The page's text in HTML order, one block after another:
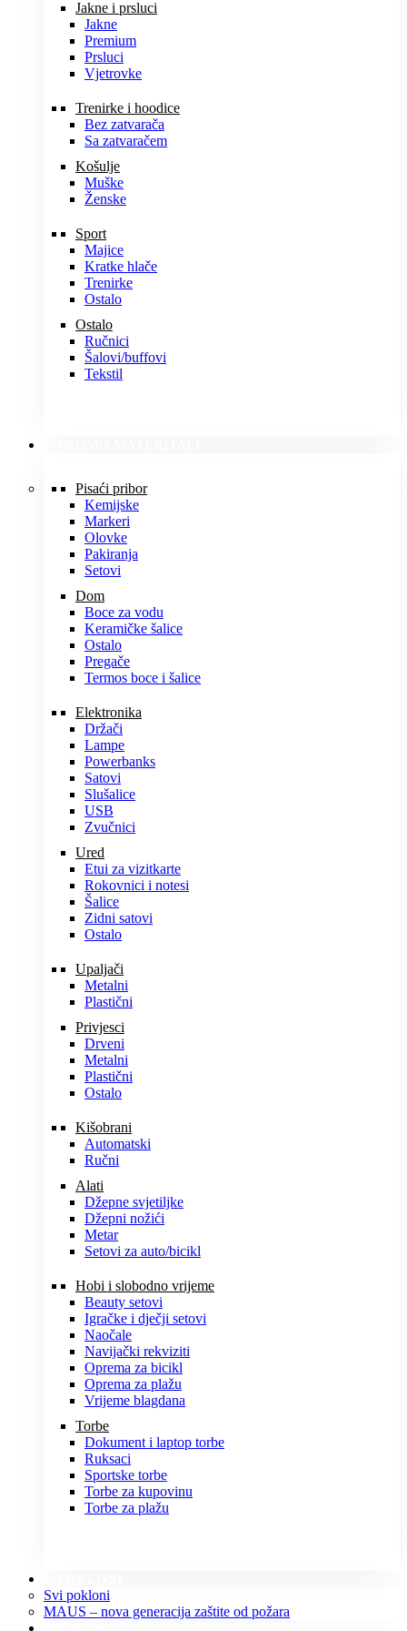
Jakne i prsluci
Jakne
Premium
Prsluci
Vjetrovke
Trenirke i hoodice
Bez zatvarača
Sa zatvaračem
Košulje
Muške
Ženske
Sport
Majice
Kratke hlače
Trenirke
Ostalo
Ostalo
Ručnici
Šalovi/buffovi
Tekstil
Pisaći pribor
Kemijske
Markeri
Olovke
Pakiranja
Setovi
Dom
Boce za vodu
Keramičke šalice
Ostalo
Pregače
Termos boce i šalice
Elektronika
Držači
Lampe
Powerbanks
Satovi
Slušalice
USB
Zvučnici
Ured
Etui za vizitkarte
Rokovnici i notesi
Šalice
Zidni satovi
Ostalo
Upaljači
Metalni
Plastični
Privjesci
Drveni
Metalni
Plastični
Ostalo
Kišobrani
Automatski
Ručni
Alati
Džepne svjetiljke
Džepni nožići
Metar
Setovi za auto/bicikl
Hobi i slobodno vrijeme
Beauty setovi
Igračke i dječji setovi
Naočale
Navijački rekviziti
Oprema za bicikl
Oprema za plažu
Vrijeme blagdana
Torbe
Dokument i laptop torbe
Ruksaci
Sportske torbe
Torbe za kupovinu
Torbe za plažu
Svi pokloni
MAUS – nova generacija zaštite od požara